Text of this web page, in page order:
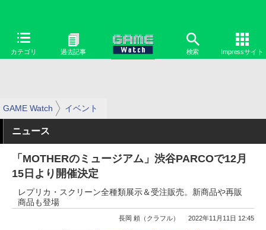
カテゴリ 過去記事 検索 Impressサイト
GAME Watch イベント
ニュース
「MOTHERのミュージアム」渋谷PARCOで12月
15日より開催決定
レプリカ・スクリーン全種類展示＆受注販売。新商品や再販
商品も登場
長岡 頼（クラフル） 2022年11月11日 12:45